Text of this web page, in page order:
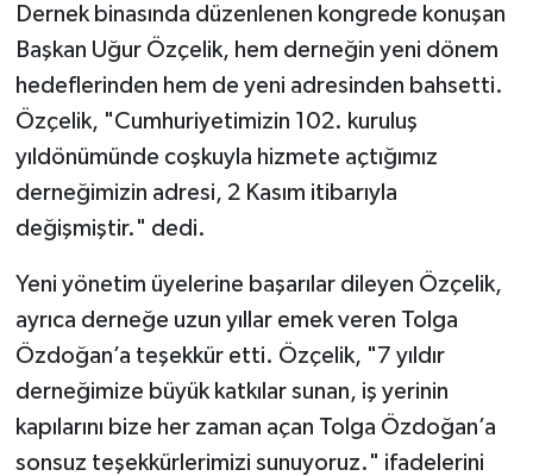
Dernek binasında düzenlenen kongrede konuşan
Başkan Uğur Özçelik, hem derneğin yeni dönem
hedeflerinden hem de yeni adresinden bahsetti.
Özçelik, "Cumhuriyetimizin 102. kuruluş
yıldönümünde coşkuyla hizmete açtığımız
derneğimizin adresi, 2 Kasım itibarıyla
değişmiştir." dedi.
Yeni yönetim üyelerine başarılar dileyen Özçelik,
ayrıca derneğe uzun yıllar emek veren Tolga
Özdoğan’a teşekkür etti. Özçelik, "7 yıldır
derneğimize büyük katkılar sunan, iş yerinin
kapılarını bize her zaman açan Tolga Özdoğan’a
sonsuz teşekkürlerimizi sunuyoruz." ifadelerini